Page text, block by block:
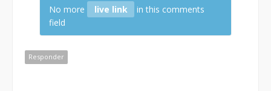
No more live link
in this comments
field
Responder